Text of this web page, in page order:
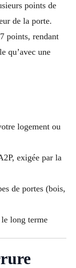
points de
de la porte.
points, rendant
qu’avec une
logement ou
exigée par la
de portes (bois,
long terme